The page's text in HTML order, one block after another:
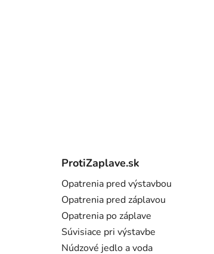
ProtiZaplave.sk
Opatrenia pred výstavbou
Opatrenia pred záplavou
Opatrenia po záplave
Súvisiace pri výstavbe
Núdzové jedlo a voda